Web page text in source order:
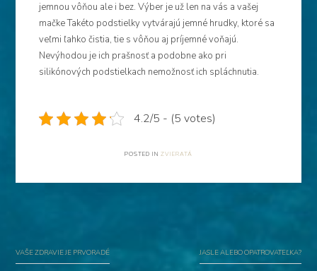
jemnou vôňou ale i bez. Výber je už len na vás a vašej
mačke Takéto podstielky vytvárajú jemné hrudky, ktoré sa
veľmi ľahko čistia, tie s vôňou aj príjemné voňajú.
Nevýhodou je ich prašnosť a podobne ako pri
silikónových podstielkach nemožnosť ich spláchnutia.
4.2/5 - (5 votes)
POSTED IN ZVIERATÁ
příspěvek
JASLE ALEBO OPATROVATEĽKA?
VAŠE ZDRAVIE JE PRVORADÉ